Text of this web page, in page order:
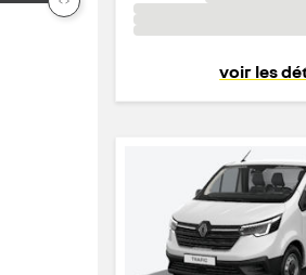
voir les